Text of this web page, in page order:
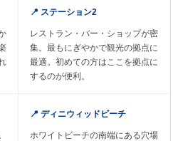
📍 ステーション2
レストラン・バー・ショップが密
集。最もにぎやかで観光の拠点に
最適。初めての方はここを拠点に
するのが便利。
📍 ディニウィッドビーチ
ホワイトビーチの南端にある穴場